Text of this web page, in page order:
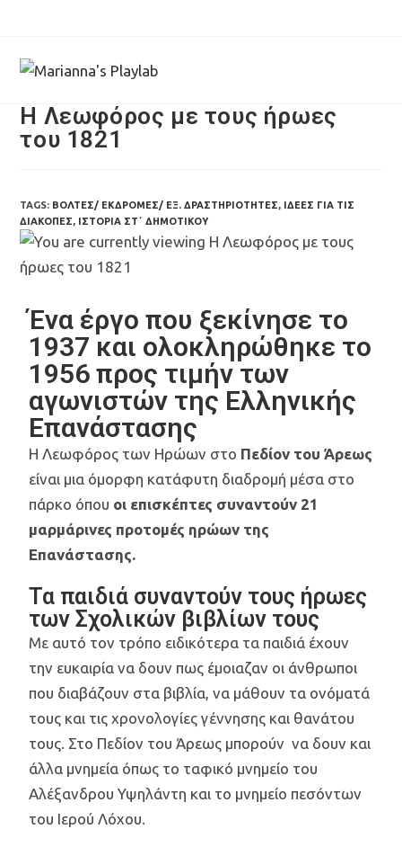
Η Λεωφόρος με τους ήρωες
του 1821
TAGS: ΒΌΛΤΕΣ/ ΕΚΔΡΟΜΈΣ/ ΕΞ. ΔΡΑΣΤΗΡΙΌΤΗΤΕΣ, ΙΔΈΕΣ ΓΙΑ ΤΙΣ
ΔΙΑΚΟΠΈΣ, ΙΣΤΟΡΊΑ ΣΤ΄ ΔΗΜΟΤΙΚΟΎ
Ένα έργο που ξεκίνησε το
1937 και ολοκληρώθηκε το
1956 προς τιμήν των
αγωνιστών της Ελληνικής
Επανάστασης
Η Λεωφόρος των Ηρώων στο Πεδίον του Άρεως
είναι μια όμορφη κατάφυτη διαδρομή μέσα στο
πάρκο όπου οι επισκέπτες συναντούν 21
μαρμάρινες προτομές ηρώων της
Επανάστασης.
Τα παιδιά συναντούν τους ήρωες
των Σχολικών βιβλίων τους
Με αυτό τον τρόπο ειδικότερα τα παιδιά έχουν
την ευκαιρία να δουν πως έμοιαζαν οι άνθρωποι
που διαβάζουν στα βιβλία, να μάθουν τα ονόματά
τους και τις χρονολογίες γέννησης και θανάτου
τους. Στο Πεδίον του Άρεως μπορούν να δουν και
άλλα μνημεία όπως το ταφικό μνημείο του
Αλέξανδρου Υψηλάντη και το μνημείο πεσόντων
του Ιερού Λόχου.